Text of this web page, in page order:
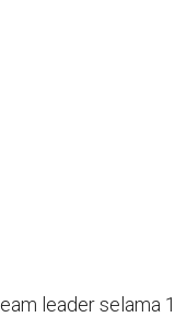
leader selama 1